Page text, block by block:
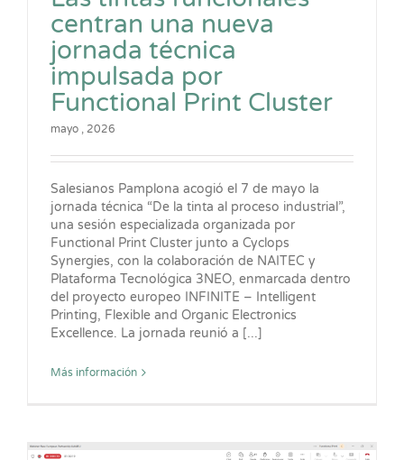
centran una nueva
jornada técnica
impulsada por
Functional Print Cluster
mayo , 2026
Salesianos Pamplona acogió el 7 de mayo la
jornada técnica “De la tinta al proceso industrial”,
una sesión especializada organizada por
Functional Print Cluster junto a Cyclops
Synergies, con la colaboración de NAITEC y
Plataforma Tecnológica 3NEO, enmarcada dentro
del proyecto europeo INFINITE – Intelligent
Printing, Flexible and Organic Electronics
Excellence. La jornada reunió a [...]
Más información